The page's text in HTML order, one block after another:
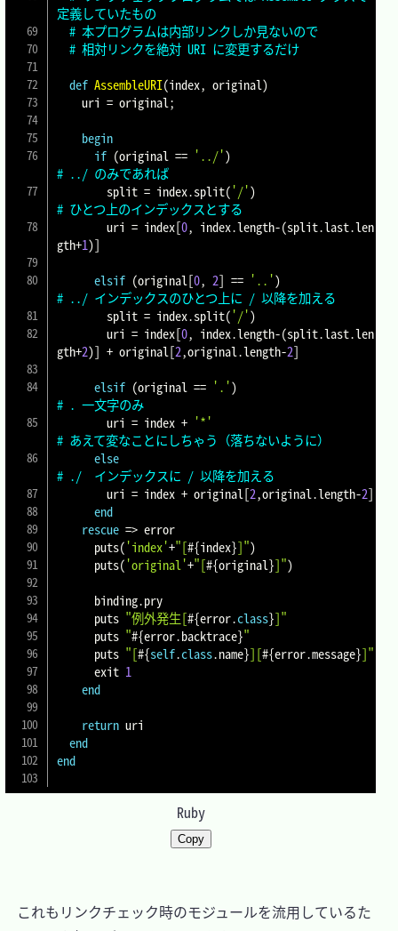
定義していたもの
# 本プログラムは内部リンクしか見ないので
# 相対リンクを絶対 URI に変更するだけ
def AssembleURI(index, original)
    uri
= original;
begin
if (original == '../')
# ../ のみであれば
        split
= index.split('/')
# ひとつ上のインデックスとする
        uri
= index[0, index.length-(split.last.len
gth+1)]
elsif (original[0, 2] == '..')
# ../ インデックスのひとつ上に / 以降を加える
        split
= index.split('/')
        uri
= index[0, index.length-(split.last.len
gth+2)] + original[2,original.length-2]
elsif (original == '.')
# . 一文字のみ
        uri
= index + '*'
# あえて変なことにしちゃう（落ちないように）
else
# ./  インデックスに / 以降を加える
        uri
= index + original[2,original.length-2]
end
rescue => error
      puts
('index'+"[#{index}]")
      puts
('original'+"[#{original}]")
      binding
.pry
      puts
"例外発生[#{error.class}]"
      puts
"#{error.backtrace}"
      puts
"[#{self.class.name}][#{error.message}]"
      exit
1
end
return uri
end
end
Ruby
Copy
これもリンクチェック時のモジュールを流用しているた